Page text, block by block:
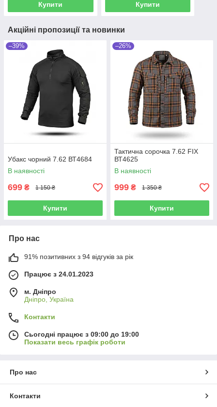
Купити Купити
Акційні пропозиції та новинки
–39%
Убакс чорний 7.62 ВТ4684
В наявності
699 ₴ 1 150 ₴
Купити
–26%
Тактична сорочка 7.62 FIX
ВТ4625
В наявності
999 ₴ 1 350 ₴
Купити
Про нас
91% позитивних з 94 відгуків за рік
Працює з 24.01.2023
м. Дніпро
Дніпро, Україна
Контакти
Сьогодні працює з 09:00 до 19:00
Показати весь графік роботи
Про нас
Контакти